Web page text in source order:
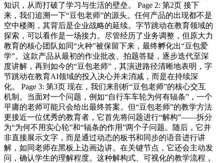
知识，从而打破了学习与生活的壁垒。 Page 2: 第2页 接下
来，我们追溯一下“豆包老师”的源头。任何产品的出现都不是
空中楼阁，其背后是企业战略的延续。字节跳动在教育领域的
探索，可以看作是一场接力。尽管经历了业务调整，但原大力
教育的核心团队如同“火种”被保留下来，最终孵化出“豆包爱
学”。这款产品从最初的作业批改、拍题答疑，逐步迭代至深
度讲解，再到如今的“豆包老师”，其演进路径清晰地表明，字
节跳动在教育AI领域的投入决心并未消减，而是在持续深
化。 Page 3: 第3页 现在，我们来剖析“豆包老师”的核心交互
机制。当面对一个问题，例如“自行车车轮为何有辐条”，一个
平庸的老师可能只会给出最终答案。但“豆包老师”的教学方法
更接近一位优秀的教育者，它首先将问题进行“解构”——拆分
为“为何不用实心轮”和“辐条的作用”两个子问题。随后，它并
非直接展示文字，而是通过动态的板书和同步的语音进行讲
解，如同老师在黑板上边画边讲。在关键节点，它还会主动发
问，确认学生的理解程度。这种解构式、可视化的教学流程，